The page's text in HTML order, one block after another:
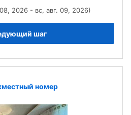
2026 - вс, авг. 09, 2026)
шаг
номер